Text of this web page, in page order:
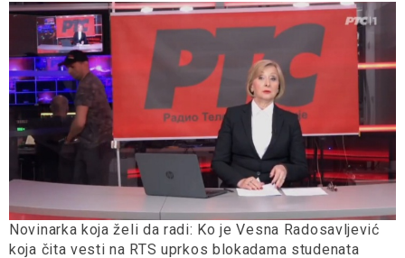
Novinarka koja želi da radi: Ko je Vesna Radosavljević
koja čita vesti na RTS uprkos blokadama studenata